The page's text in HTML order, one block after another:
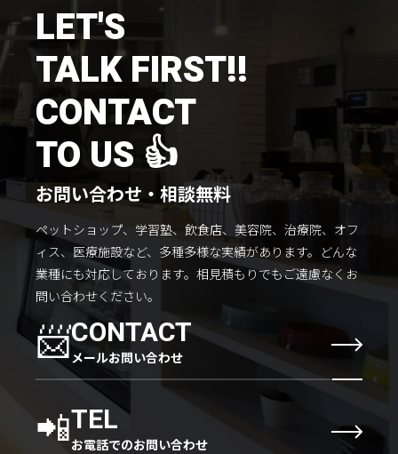
採用情報会社概要
LET'S
TALK FIRST!!
CONTACT
TO US 👍
お問い合わせ・相談無料
ペットショップ、学習塾、飲食店、美容院、治療院、オフ
ィス、医療施設など、多種多様な実績があります。 どんな
業種にも対応しております。 相見積もりでもご遠慮なくお
問い合わせください。
📨CONTACT
メールお問い合わせ
📲TEL
お電話でのお問い合わせ